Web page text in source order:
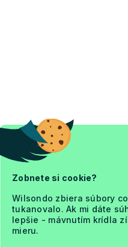
Zobnete si cookie?
Wilsondo zbiera súbory
tukanovalo. Ak mi dáte
lepšie - mávnutím krídla
mieru.